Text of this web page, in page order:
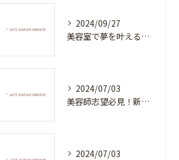
2024/09/27
美容室で夢を叶える！自分を磨く新たなチャンス
2024/07/03
美容師志望必見！新たな価値を創造する美容室でハイレベルな技術を学べる環境
2024/07/03